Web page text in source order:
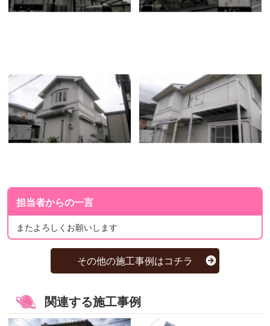
担当者からの一言
またよろしくお願いします
その他の施工事例はコチラ
関連する施工事例